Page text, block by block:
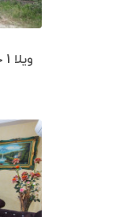
ویلا 1 خوابه روستایی دارای پارکینگ